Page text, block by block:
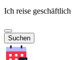
Ich reise geschäftlich
Suchen